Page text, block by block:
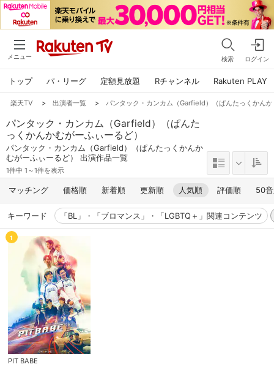
メニュー 検索 ログイン
トップ パ・リーグ 定額見放題 Rチャンネル Rakuten PLAY
楽天TV > 出演者一覧 > パンタック・カンカム（Garfield）（ぱんたっくかん
パンタック・カンカム（Garfield）（ぱんた
っくかんかむがーふぃーるど）
パンタック・カンカム（Garfield）（ぱんたっくかんか
むがーふぃーるど） 出演作品一覧
1件中 1～1件を表示
マッチング 価格順 新着順 更新順 人気順 評価順 50
キーワード 「BL」・「ブロマンス」・「LGBTQ＋」関連コンテンツ
1
PIT BABE